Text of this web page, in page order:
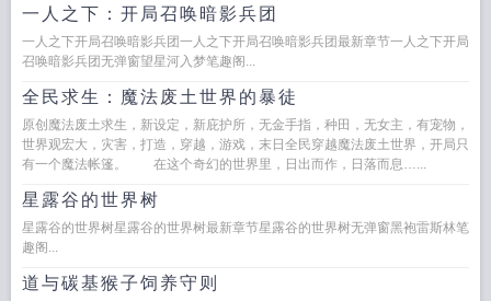
一人之下：开局召唤暗影兵团
一人之下开局召唤暗影兵团一人之下开局召唤暗影兵团最新章节一人之下开局
召唤暗影兵团无弹窗望星河入梦笔趣阁...
全民求生：魔法废土世界的暴徒
原创魔法废土求生，新设定，新庇护所，无金手指，种田，无女主，有宠物，
世界观宏大，灾害，打造，穿越，游戏，末日全民穿越魔法废土世界，开局只
有一个魔法帐篷。 在这个奇幻的世界里，日出而作，日落而息…...
星露谷的世界树
星露谷的世界树星露谷的世界树最新章节星露谷的世界树无弹窗黑袍雷斯林笔
趣阁...
道与碳基猴子饲养守则